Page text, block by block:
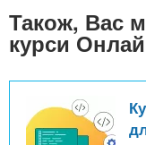
Також, Вас
курси